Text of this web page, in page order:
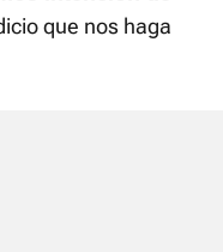
que nos haga